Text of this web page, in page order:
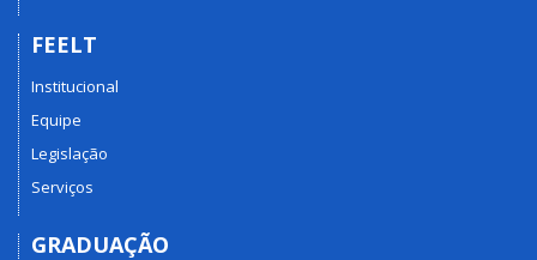
FEELT
Institucional
Equipe
Legislação
Serviços
GRADUAÇÃO